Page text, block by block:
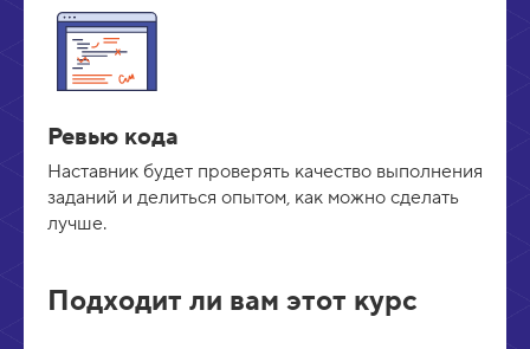
Ревью кода
Наставник будет проверять качество выполнения
заданий и делиться опытом, как можно сделать
лучше.
Подходит ли вам этот курс